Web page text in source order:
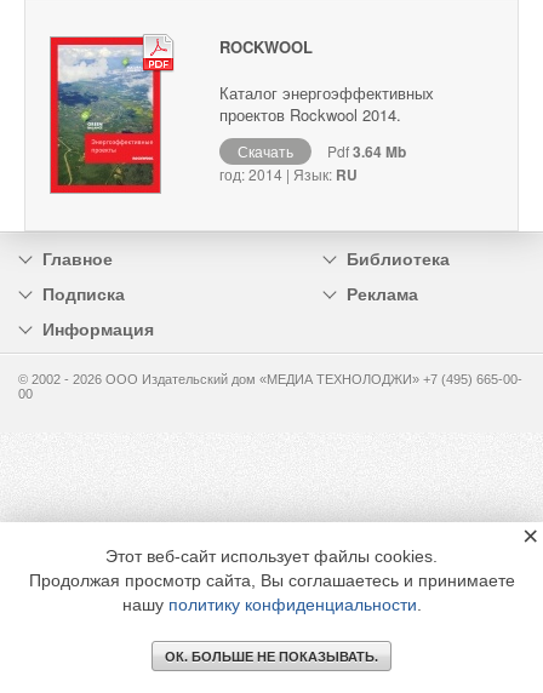
ROCKWOOL
Каталог энергоэффективных
проектов Rockwool 2014.
Скачать Pdf3.64 Mb
год: 2014 | Язык: RU
Главное
Библиотека
Подписка
Реклама
Информация
© 2002 - 2026 OOO Издательский дом «МЕДИА ТЕХНОЛОДЖИ» +7 (495) 665-00-
00
Этот веб-сайт использует файлы cookies.
Продолжая просмотр сайта, Вы соглашаетесь и принимаете
нашу политику конфиденциальности
ОК. БОЛЬШЕ НЕ ПОКАЗЫВАТЬ.
×